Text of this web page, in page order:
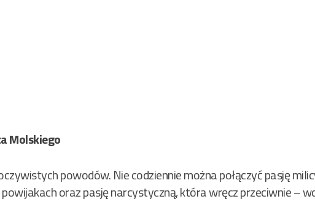
Molskiego
powodów. Nie codziennie można połączyć pasję
oraz pasję narcystyczną, która wręcz przeciwnie –